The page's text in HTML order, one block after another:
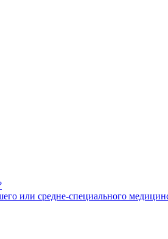
или средне-специального